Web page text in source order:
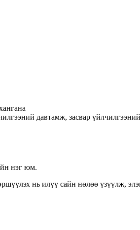
давтамж, засвар
нэг юм.
нь илүү сайн нөлөө үзүүлж,